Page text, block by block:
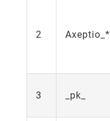
2 Axeptio_*
3 _pk_